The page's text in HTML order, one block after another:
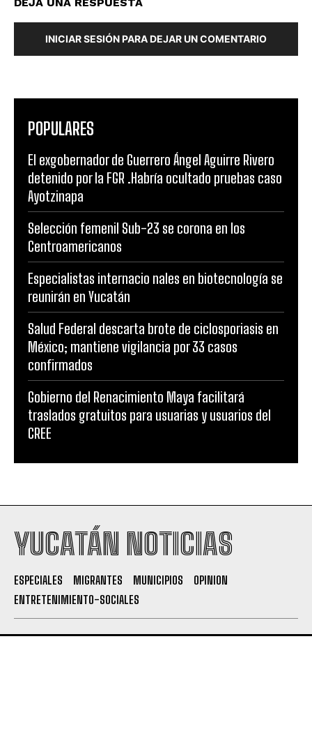
INICIAR SESIÓN PARA DEJAR UN COMENTARIO
POPULARES
El exgobernador de Guerrero Ángel Aguirre Rivero
detenido por la FGR .Habría ocultado pruebas caso
Ayotzinapa
Selección femenil Sub-23 se corona en los
Centroamericanos
Especialistas internacio nales en biotecnología se
reunirán en Yucatán
Salud Federal descarta brote de ciclosporiasis en
México; mantiene vigilancia por 33 casos
confirmados
Gobierno del Renacimiento Maya facilitará
traslados gratuitos para usuarias y usuarios del
CREE
YUCATÁN NOTICIAS
ESPECIALES MIGRANTES MUNICIPIOS
OPINION
ENTRETENIMIENTO-SOCIALES